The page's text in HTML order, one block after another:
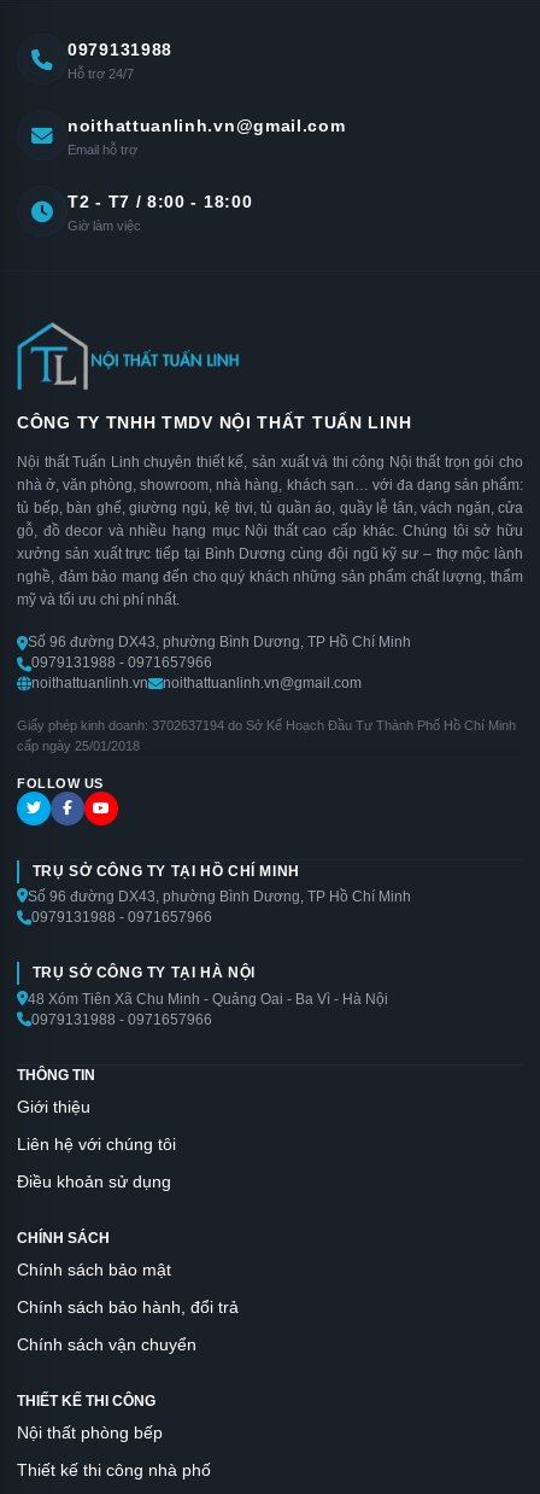
0979131988
Hỗ trợ 24/7
noithattuanlinh.vn@gmail.com
Email hỗ trợ
T2 - T7 / 8:00 - 18:00
Giờ làm việc
CÔNG TY TNHH TMDV NỘI THẤT TUẤN LINH
Nội thất Tuấn Linh chuyên thiết kế, sản xuất và thi công Nội thất trọn gói cho
nhà ở, văn phòng, showroom, nhà hàng, khách sạn… với đa dạng sản phẩm:
tủ bếp, bàn ghế, giường ngủ, kệ tivi, tủ quần áo, quầy lễ tân, vách ngăn, cửa
gỗ, đồ decor và nhiều hạng mục Nội thất cao cấp khác. Chúng tôi sở hữu
xưởng sản xuất trực tiếp tại Bình Dương cùng đội ngũ kỹ sư – thợ mộc lành
nghề, đảm bảo mang đến cho quý khách những sản phẩm chất lượng, thẩm
mỹ và tối ưu chi phí nhất.
Số 96 đường DX43, phường Bình Dương, TP Hồ Chí Minh
0979131988 - 0971657966
noithattuanlinh.vn
noithattuanlinh.vn@gmail.com
Giấy phép kinh doanh: 3702637194 do Sở Kế Hoạch Đầu Tư Thành Phố Hồ Chí Minh
cấp ngày 25/01/2018
FOLLOW US
TRỤ SỞ CÔNG TY TẠI HỒ CHÍ MINH
Số 96 đường DX43, phường Bình Dương, TP Hồ Chí Minh
0979131988 - 0971657966
TRỤ SỞ CÔNG TY TẠI HÀ NỘI
48 Xóm Tiên Xã Chu Minh - Quảng Oai - Ba Vì - Hà Nội
0979131988 - 0971657966
THÔNG TIN
Giới thiệu
Liên hệ với chúng tôi
Điều khoản sử dụng
CHÍNH SÁCH
Chính sách bảo mật
Chính sách bảo hành, đổi trả
Chính sách vận chuyển
THIẾT KẾ THI CÔNG
Nội thất phòng bếp
Thiết kế thi công nhà phố